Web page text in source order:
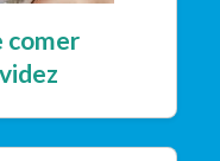
comer